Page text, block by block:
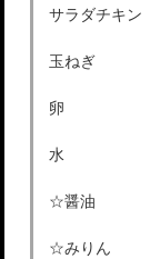
サラダチキン
玉ねぎ
卵
水
☆醤油
☆みりん